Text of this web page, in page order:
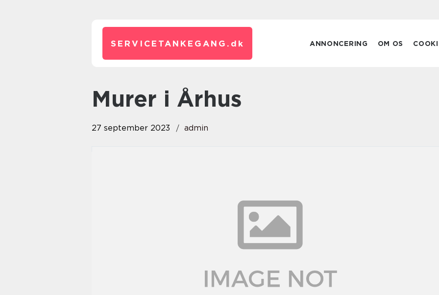
SERVICETANKEGANG. dk ANNONCERING OM OS
murer i Århus
27 september 2023 admin